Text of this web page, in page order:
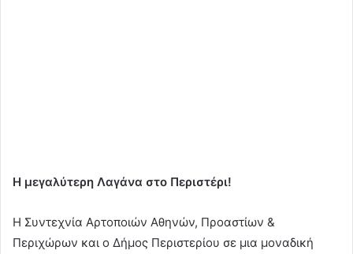
Η μεγαλύτερη Λαγάνα στο Περιστέρι!
Η Συντεχνία Αρτοποιών Αθηνών, Προαστίων &
Περιχώρων και ο Δήμος Περιστερίου σε μια μοναδική